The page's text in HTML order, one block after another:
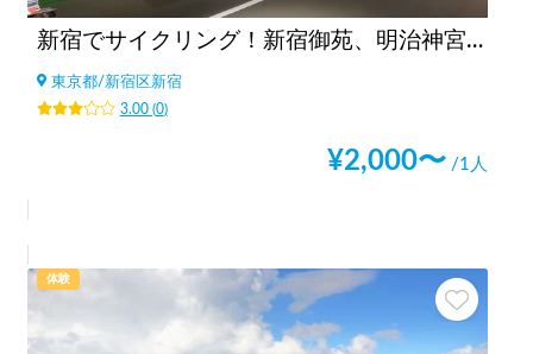
新宿でサイクリング！新宿御苑、明治神宮、代々木公園まで20分の好立地の観光案内所【INBOUND LEAGUE】から
東京都/新宿区新宿
3.00(0)
¥2,000〜 /1人
体験